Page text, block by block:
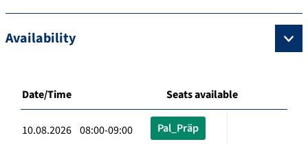
Availability
Date/Time Seats available
10.08.2026 08:00-09:00 Pal_Präp